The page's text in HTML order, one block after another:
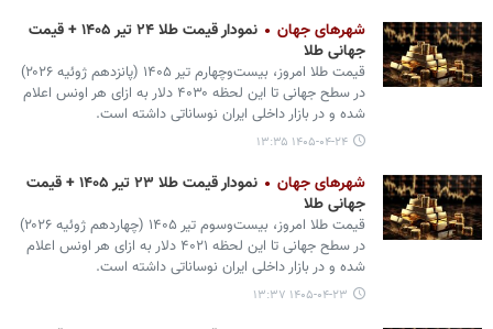
شهرهای جهان
نمودار قیمت طلا ۲۴ تیر ۱۴۰۵ + قیمت
جهانی طلا
قیمت طلا امروز، بیست‌وچهارم تیر ۱۴۰۵ (‌پانزدهم ژوئیه ۲۰۲۶)
در سطح جهانی تا این لحظه ۴۰۳۰ دلار به ازای هر اونس اعلام
شده و در بازار داخلی ایران نوساناتی داشته است.
۱۴۰۵-۰۴-۲۴ ۱۳:۳۵
شهرهای جهان
نمودار قیمت طلا ۲۳ تیر ۱۴۰۵ + قیمت
جهانی طلا
قیمت طلا امروز، بیست‌وسوم تیر ۱۴۰۵ (‌چهاردهم ژوئیه ۲۰۲۶)
در سطح جهانی تا این لحظه ۴۰۲۱ دلار به ازای هر اونس اعلام
شده و در بازار داخلی ایران نوساناتی داشته است.
۱۴۰۵-۰۴-۲۳ ۱۳:۳۷